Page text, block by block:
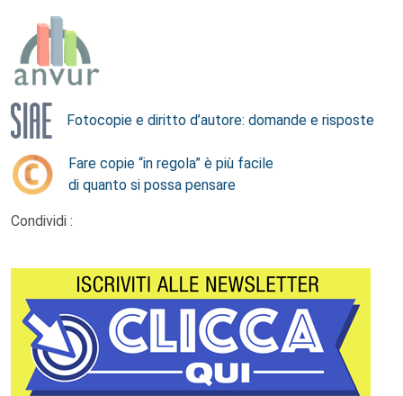
Fotocopie e diritto d’autore: domande e risposte
Fare copie “in regola” è più facile
di quanto si possa pensare
Condividi :